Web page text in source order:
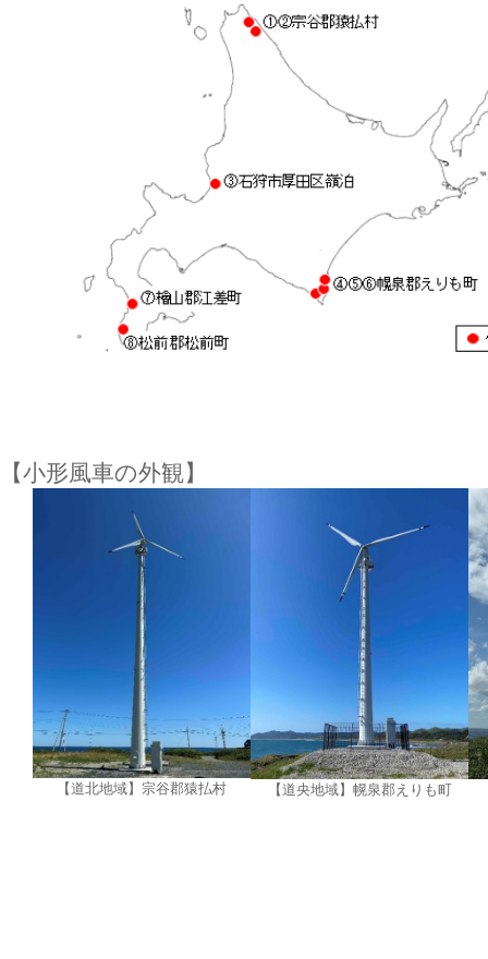
【小形風車の外観】
【道北地域】宗谷郡猿払村 【道央地域】幌泉郡えりも町